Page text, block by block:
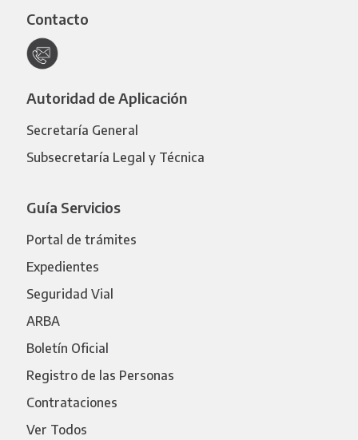
Contacto
Autoridad de Aplicación
Secretaría General
Subsecretaría Legal y Técnica
Guía Servicios
Portal de trámites
Expedientes
Seguridad Vial
ARBA
Boletín Oficial
Registro de las Personas
Contrataciones
Ver Todos